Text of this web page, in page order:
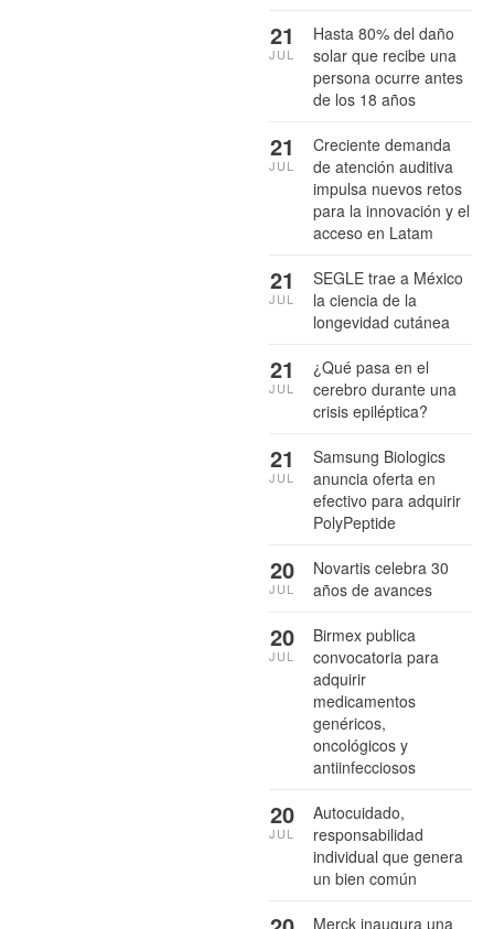
Hasta 80% del daño
solar que recibe una
persona ocurre antes
de los 18 años
21
JUL
Creciente demanda
de atención auditiva
impulsa nuevos retos
para la innovación y el
acceso en Latam
21
JUL
SEGLE trae a México
la ciencia de la
longevidad cutánea
21
JUL
¿Qué pasa en el
cerebro durante una
crisis epiléptica?
21
JUL
Samsung Biologics
anuncia oferta en
efectivo para adquirir
PolyPeptide
21
JUL
Novartis celebra 30
años de avances
20
JUL
Birmex publica
convocatoria para
adquirir
medicamentos
genéricos,
oncológicos y
antiinfecciosos
20
JUL
Autocuidado,
responsabilidad
individual que genera
un bien común
20
JUL
Merck inaugura una